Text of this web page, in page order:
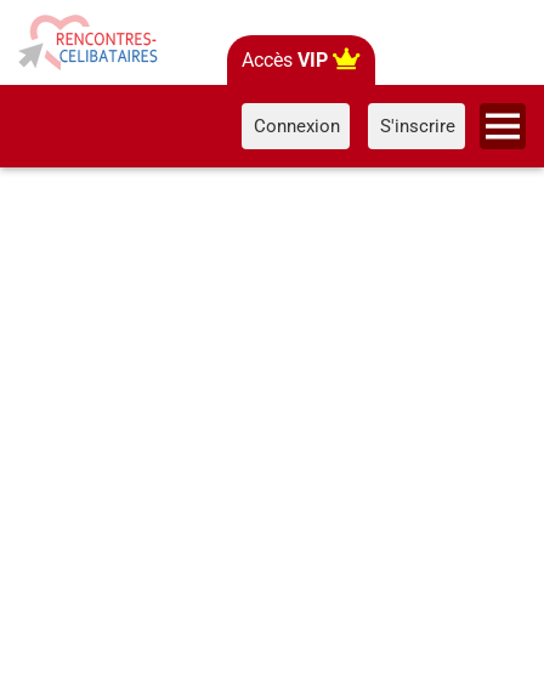
Accès VIP
Connexion S'inscrire